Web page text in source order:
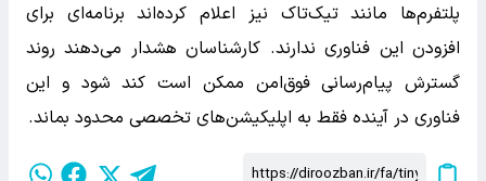
پلتفرم‌ها مانند تیک‌تاک نیز اعلام کرده‌اند برنامه‌ای برای
افزودن این فناوری ندارند. کارشناسان هشدار می‌دهند روند
گسترش پیام‌رسانی فوق‌امن ممکن است کند شود و این
فناوری در آینده فقط به اپلیکیشن‌های تخصصی محدود بماند.